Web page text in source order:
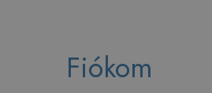
Fiókom